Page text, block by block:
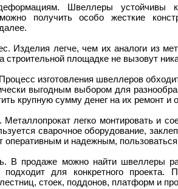
Швеллеры устойчивы
можно получить особо жесткие
Изделия легче, чем их аналоги из
строительной площадке не вызовут
изготовления швеллеров
выгодным выбором для
крупную сумму денег на их ремонт
Металлопрокат легко монтировать и
сварочное оборудование,
оперативным и надежным,
В продаже можно найти швеллеры
подходит для конкретного проекта.
стоек, поддонов, платформ и